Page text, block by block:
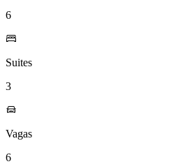
6
Suites
3
Vagas
6